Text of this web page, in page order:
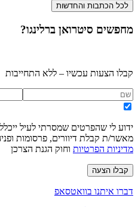
לכל הכתבות והחדשות
מחפשים סיטרואן ברלינגו?
קבלו הצעות עכשיו – ללא התחייבות
ידוע לי שהפרטים שמסרתי לעיל
מאשר/ת קבלת דיוורים, פרסומות
מדיניות הפרטיות וחוק הגנת הצרכן
קבלו הצעה
דברו איתנו בוואטסאפ